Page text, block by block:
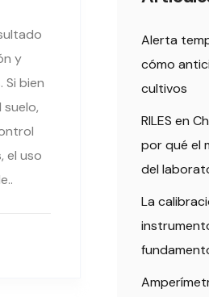
y
bien
el uso
Alerta
cómo
cultivos
RILES en
por qué el
del
La